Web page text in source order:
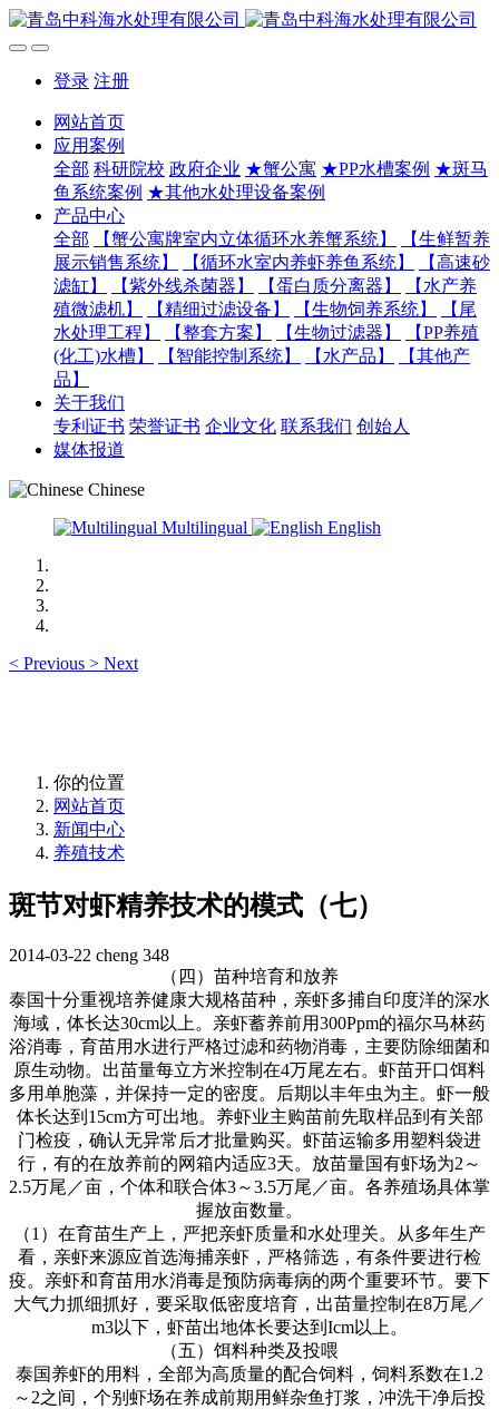
登录 注册
网站首页
应用案例
全部 科研院校 政府企业 ★蟹公寓 ★PP水槽案例 ★斑马
鱼系统案例 ★其他水处理设备案例
产品中心
全部
【蟹公寓牌室内立体循环水养蟹系统】
【生鲜暂养
展示销售系统】
【循环水室内养虾养鱼系统】
【高速砂
滤缸】
【紫外线杀菌器】 【蛋白质分离器】
【水产养
殖微滤机】
【精细过滤设备】 【生物饲养系统】
【尾
水处理工程】
【整套方案】 【生物过滤器】
【PP养殖
(化工)水槽】
【智能控制系统】 【水产品】
【其他产
品】
关于我们
专利证书 荣誉证书 企业文化 联系我们 创始人
媒体报道
Chinese
Multilingual
English
< Previous > Next
你的位置
网站首页
新闻中心
养殖技术
斑节对虾精养技术的模式（七）
2014-03-22 cheng 348
（四）苗种培育和放养
泰国十分重视培养健康大规格苗种，亲虾多捕自印度洋的深水
海域，体长达30cm以上。亲虾蓄养前用300Ppm的福尔马林药
浴消毒，育苗用水进行严格过滤和药物消毒，主要防除细菌和
原生动物。出苗量每立方米控制在4万尾左右。虾苗开口饵料
多用单胞藻，并保持一定的密度。后期以丰年虫为主。虾一般
体长达到 15cm方可出地。养虾业主购苗前先取样品到有关部
门检疫，确认无异常后才批量购买。虾苗运输多用塑料袋进
行，有的在放养前的网箱内适应3天。放苗量国有虾场为2 ～
2.5万尾／亩，个体和联合体3～3.5万尾／亩。各养殖场具体掌
握放亩数量。
（1 ）在育苗生产上，严把亲虾质量和水处理关。从多年生产
看，亲虾来源应首选海捕亲虾，严格筛选，有条件要进行检
疫。亲虾和育苗用水消毒是预防病毒病的两个重要环节。要下
大气力抓细抓好，要采取低密度培育，出苗量控制在8万尾／
m3以下，虾苗出地体长要达到 Icm以上。
（五）饵料种类及投喂
泰国养虾的用料，全部为高质量的配合饲料，饲料系数在1.2
～ 2之间，个别虾场在养成前期用鲜杂鱼打浆，冲洗干净后投